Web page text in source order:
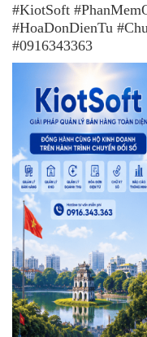
#KiotSoft
#HoaDonDienTu
#0916343363